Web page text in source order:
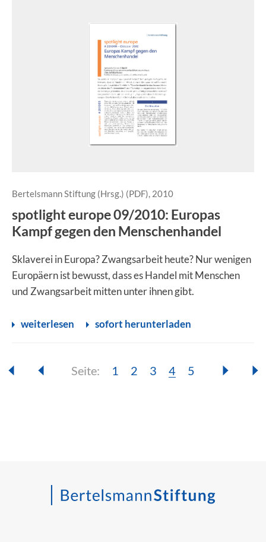
Bertelsmann Stiftung (Hrsg.) (PDF), 2010
spotlight europe 09/2010: Europas
Kampf gegen den Menschenhandel
Sklaverei in Europa? Zwangsarbeit heute? Nur wenigen
Europäern ist bewusst, dass es Handel mit Menschen
und Zwangsarbeit mitten unter ihnen gibt.
weiterlesen sofort herunterladen
Seite: Seite:
1 Seite:
2 Seite:
3 Seite:
4 Seite:
5